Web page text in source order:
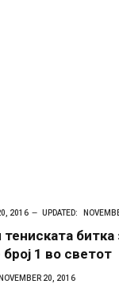
2016 UPDATED:
битка
број 1 во светот
NOVEMBER 20, 2016